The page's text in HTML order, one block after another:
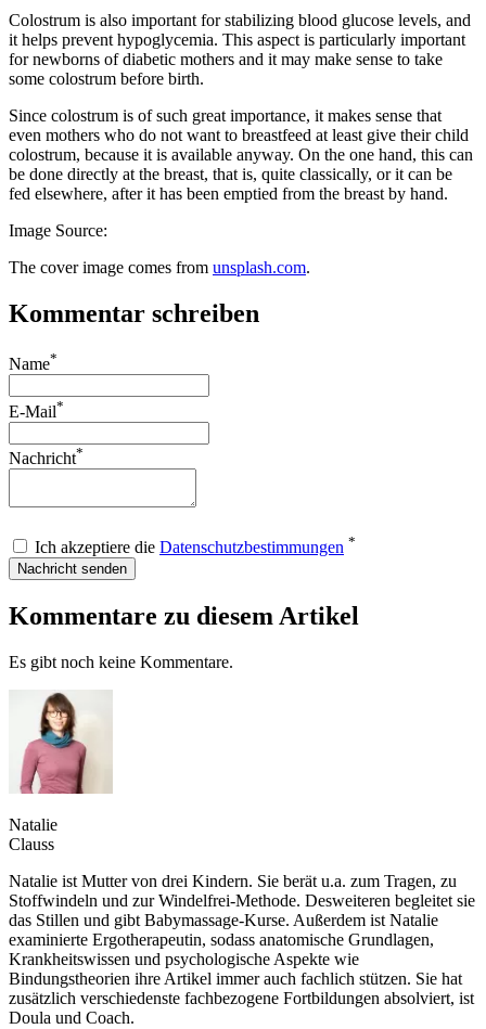
Colostrum is also important for stabilizing blood glucose levels, and
it helps prevent hypoglycemia. This aspect is particularly important
for newborns of diabetic mothers and it may make sense to take
some colostrum before birth.
Since colostrum is of such great importance, it makes sense that
even mothers who do not want to breastfeed at least give their child
colostrum, because it is available anyway. On the one hand, this can
be done directly at the breast, that is, quite classically, or it can be
fed elsewhere, after it has been emptied from the breast by hand.
Image Source:
The cover image comes from unsplash.com.
Kommentar schreiben
Name*
E-Mail*
Nachricht*
Ich akzeptiere die Datenschutzbestimmungen *
Nachricht senden
Kommentare zu diesem Artikel
Es gibt noch keine Kommentare.
Natalie
Clauss
Natalie ist Mutter von drei Kindern. Sie berät u.a. zum Tragen, zu
Stoffwindeln und zur Windelfrei-Methode. Desweiteren begleitet sie
das Stillen und gibt Babymassage-Kurse. Außerdem ist Natalie
examinierte Ergotherapeutin, sodass anatomische Grundlagen,
Krankheitswissen und psychologische Aspekte wie
Bindungstheorien ihre Artikel immer auch fachlich stützen. Sie hat
zusätzlich verschiedenste fachbezogene Fortbildungen absolviert, ist
Doula und Coach.